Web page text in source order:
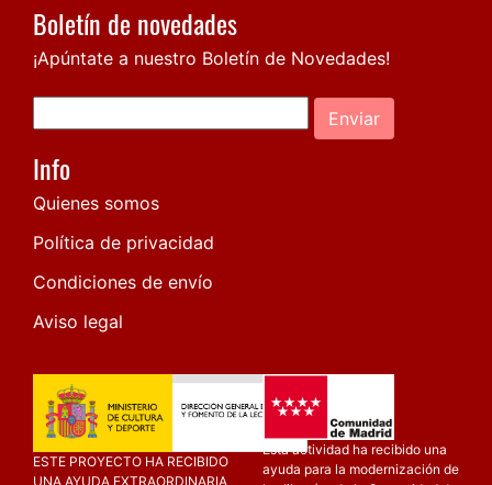
Boletín de novedades
¡Apúntate a nuestro Boletín de Novedades!
Enviar
Info
Quienes somos
Política de privacidad
Condiciones de envío
Aviso legal
ESTE PROYECTO HA RECIBIDO
UNA AYUDA EXTRAORDINARIA
Esta actividad ha recibido una
ayuda para la modernización de